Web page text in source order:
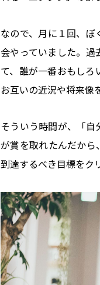
なので、月に１回、ぼ
会やっていました。過
て、誰が一番おもしろ
お互いの近況や将来像
そういう時間が、「自
が賞を取れたんだから
到達するべき目標をク